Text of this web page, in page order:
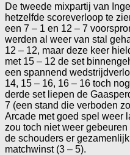
De tweede mixpartij van
hetzelfde scoreverloop te
een 7 – 1 en 12 – 7
werden al weer van stal
12 – 12, maar deze keer
met 15 – 12 de set
een spannend
14, 15 – 16, 16 – 16 toch
derde set liepen de
7 (een stand die verboden
Arcade met goed spel weer
zou toch niet weer
de schouders er
matchwinst (3 – 5).